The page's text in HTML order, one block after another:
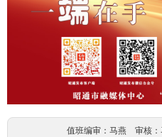
值班编审：马燕 审核